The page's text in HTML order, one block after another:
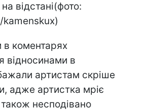
відстані(фото:
коментарях
відносинами в
артистам скріше
адже артистка мріє
несподівано